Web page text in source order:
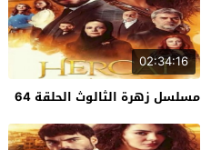
02:34:16
مسلسل زهرة الثالوث الحلقة 64